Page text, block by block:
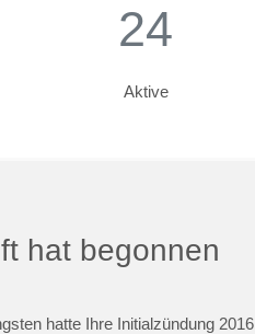
24
Aktive
hat begonnen
hatte Ihre Initialzündung